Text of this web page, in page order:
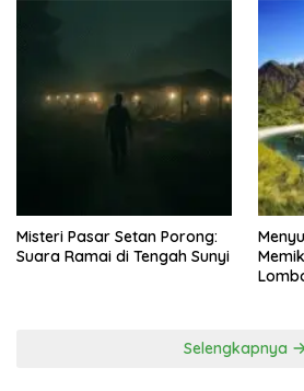
Misteri Pasar Setan Porong:
Suara Ramai di Tengah Sunyi
Selengkapnya